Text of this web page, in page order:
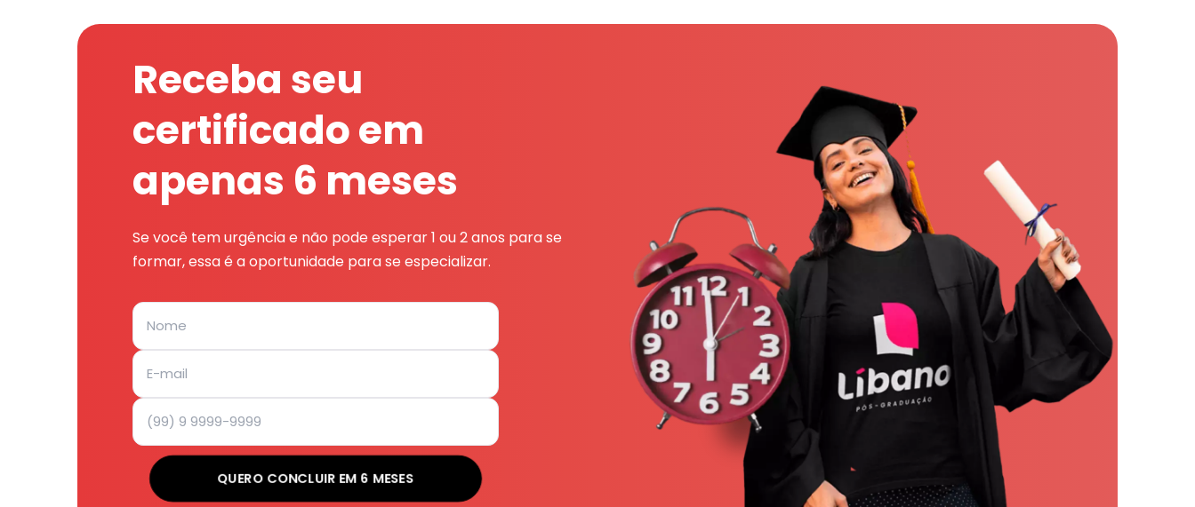
Receba seu
certificado em
apenas 6 meses
Se você tem urgência e não pode esperar 1 ou 2 anos para se
formar, essa é a oportunidade para se especializar.
QUERO CONCLUIR EM 6 MESES